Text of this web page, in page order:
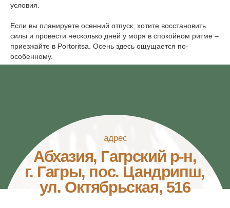
условия.
Если вы планируете осенний отпуск, хотите восстановить
силы и провести несколько дней у моря в спокойном ритме –
приезжайте в Portoritsa. Осень здесь ощущается по-
особенному.